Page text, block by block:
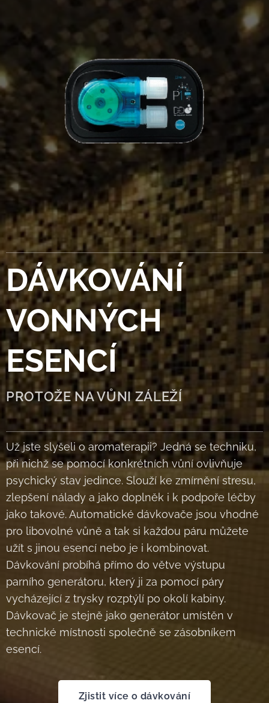
DÁVKOVÁNÍ
VONNÝCH
ESENCÍ
PROTOŽE NA VŮNI ZÁLEŽÍ
Už jste slyšeli o aromaterapii? Jedná se techniku,
při nichž se pomocí konkrétních vůní ovlivňuje
psychický stav jedince. Slouží ke zmírnění stresu,
zlepšení nálady a jako doplněk i k podpoře léčby
jako takové. Automatické dávkovače jsou vhodné
pro libovolné vůně a tak si každou páru můžete
užít s jinou esencí nebo je i kombinovat.
Dávkování probíhá přímo do větve výstupu
parního generátoru, který ji za pomocí páry
vycházející z trysky rozptýlí po okolí kabiny.
Dávkovač je stejně jako generátor umístěn v
technické místnosti společně se zásobníkem
esencí.
Zjistit více o dávkování